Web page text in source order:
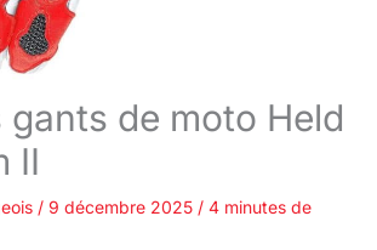
gants de moto Held
II
/ 9 décembre 2025 / 4 minutes de